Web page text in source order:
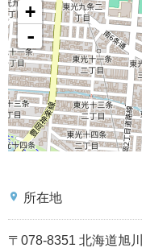
+
-
place 所在地
〒078-8351 北海道旭